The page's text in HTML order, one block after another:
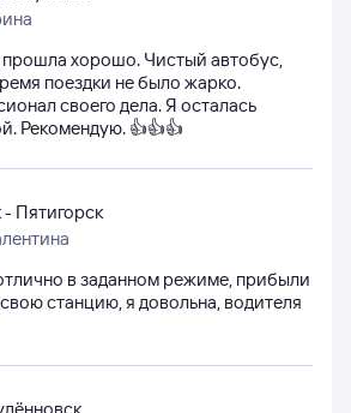
прошла хорошо. Чистый автобус,
поездки не было жарко.
своего дела. Я осталась
Рекомендую. 👍👍👍
Пятигорск
в заданном режиме, прибыли
станцию, я довольна, водителя